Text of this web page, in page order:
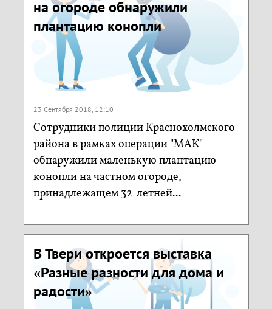
на огороде обнаружили
плантацию конопли
23 Сентября 2018, 12:10
Сотрудники полиции Краснохолмского
района в рамках операции "МАК"
обнаружили маленькую плантацию
конопли на частном огороде,
принадлежащем 32-летней...
В Твери откроется выставка
«Разные разности для дома и
радости»